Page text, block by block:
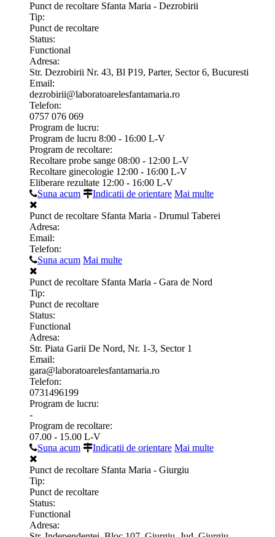
Punct de recoltare Sfanta Maria - Dezrobirii
Tip:
Punct de recoltare
Status:
Functional
Adresa:
Str. Dezrobirii Nr. 43, Bl P19, Parter, Sector 6, Bucuresti
Email:
dezrobirii@laboratoarelesfantamaria.ro
Telefon:
0757 076 069
Program de lucru:
Program de lucru 8:00 - 16:00 L-V
Program de recoltare:
Recoltare probe sange 08:00 - 12:00 L-V
Recoltare ginecologie 12:00 - 16:00 L-V
Eliberare rezultate 12:00 - 16:00 L-V
Suna acum
Indicatii de orientare Mai multe
Punct de recoltare Sfanta Maria - Drumul Taberei
Adresa:
Email:
Telefon:
Suna acum Mai multe
Punct de recoltare Sfanta Maria - Gara de Nord
Tip:
Punct de recoltare
Status:
Functional
Adresa:
Str. Piata Garii De Nord, Nr. 1-3, Sector 1
Email:
gara@laboratoarelesfantamaria.ro
Telefon:
0731496199
Program de lucru:
-
Program de recoltare:
07.00 - 15.00 L-V
Suna acum
Indicatii de orientare Mai multe
Punct de recoltare Sfanta Maria - Giurgiu
Tip:
Punct de recoltare
Status:
Functional
Adresa: